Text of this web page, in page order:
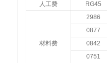
人工费 RG45
材料费
2986
0877
0842
0751